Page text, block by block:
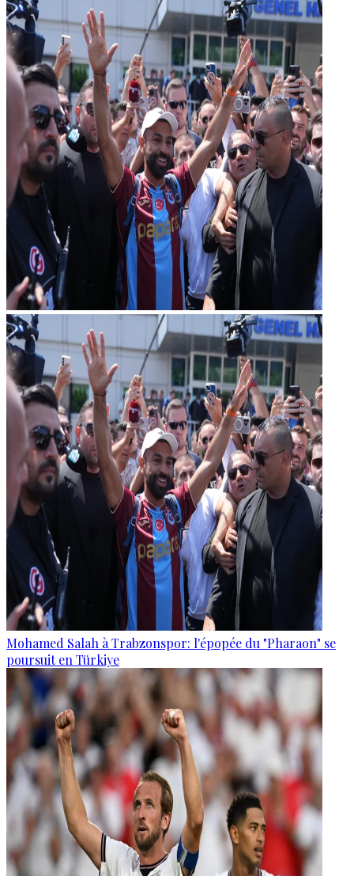
Mohamed Salah à Trabzonspor: l'épopée du "Pharaon" se
poursuit en Türkiye